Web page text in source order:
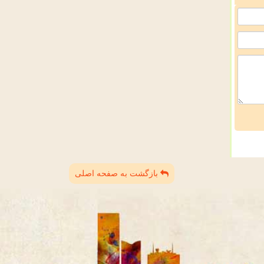
بازگشت به صفحه اصلی